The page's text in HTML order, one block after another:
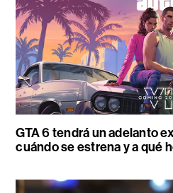
GTA 6 tendrá un adelanto
cuándo se estrena y a qué